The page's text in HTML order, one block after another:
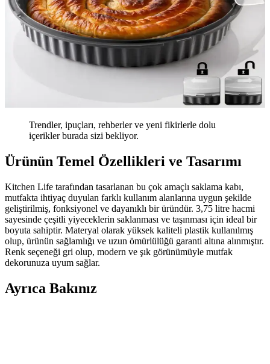
Trendler, ipuçları, rehberler ve yeni fikirlerle dolu
içerikler burada sizi bekliyor.
Ürünün Temel Özellikleri ve Tasarımı
Kitchen Life tarafından tasarlanan bu çok amaçlı saklama kabı,
mutfakta ihtiyaç duyulan farklı kullanım alanlarına uygun şekilde
geliştirilmiş, fonksiyonel ve dayanıklı bir üründür. 3,75 litre hacmi
sayesinde çeşitli yiyeceklerin saklanması ve taşınması için ideal bir
boyuta sahiptir. Materyal olarak yüksek kaliteli plastik kullanılmış
olup, ürünün sağlamlığı ve uzun ömürlülüğü garanti altına alınmıştır.
Renk seçeneği gri olup, modern ve şık görünümüyle mutfak
dekorunuza uyum sağlar.
Ayrıca Bakınız